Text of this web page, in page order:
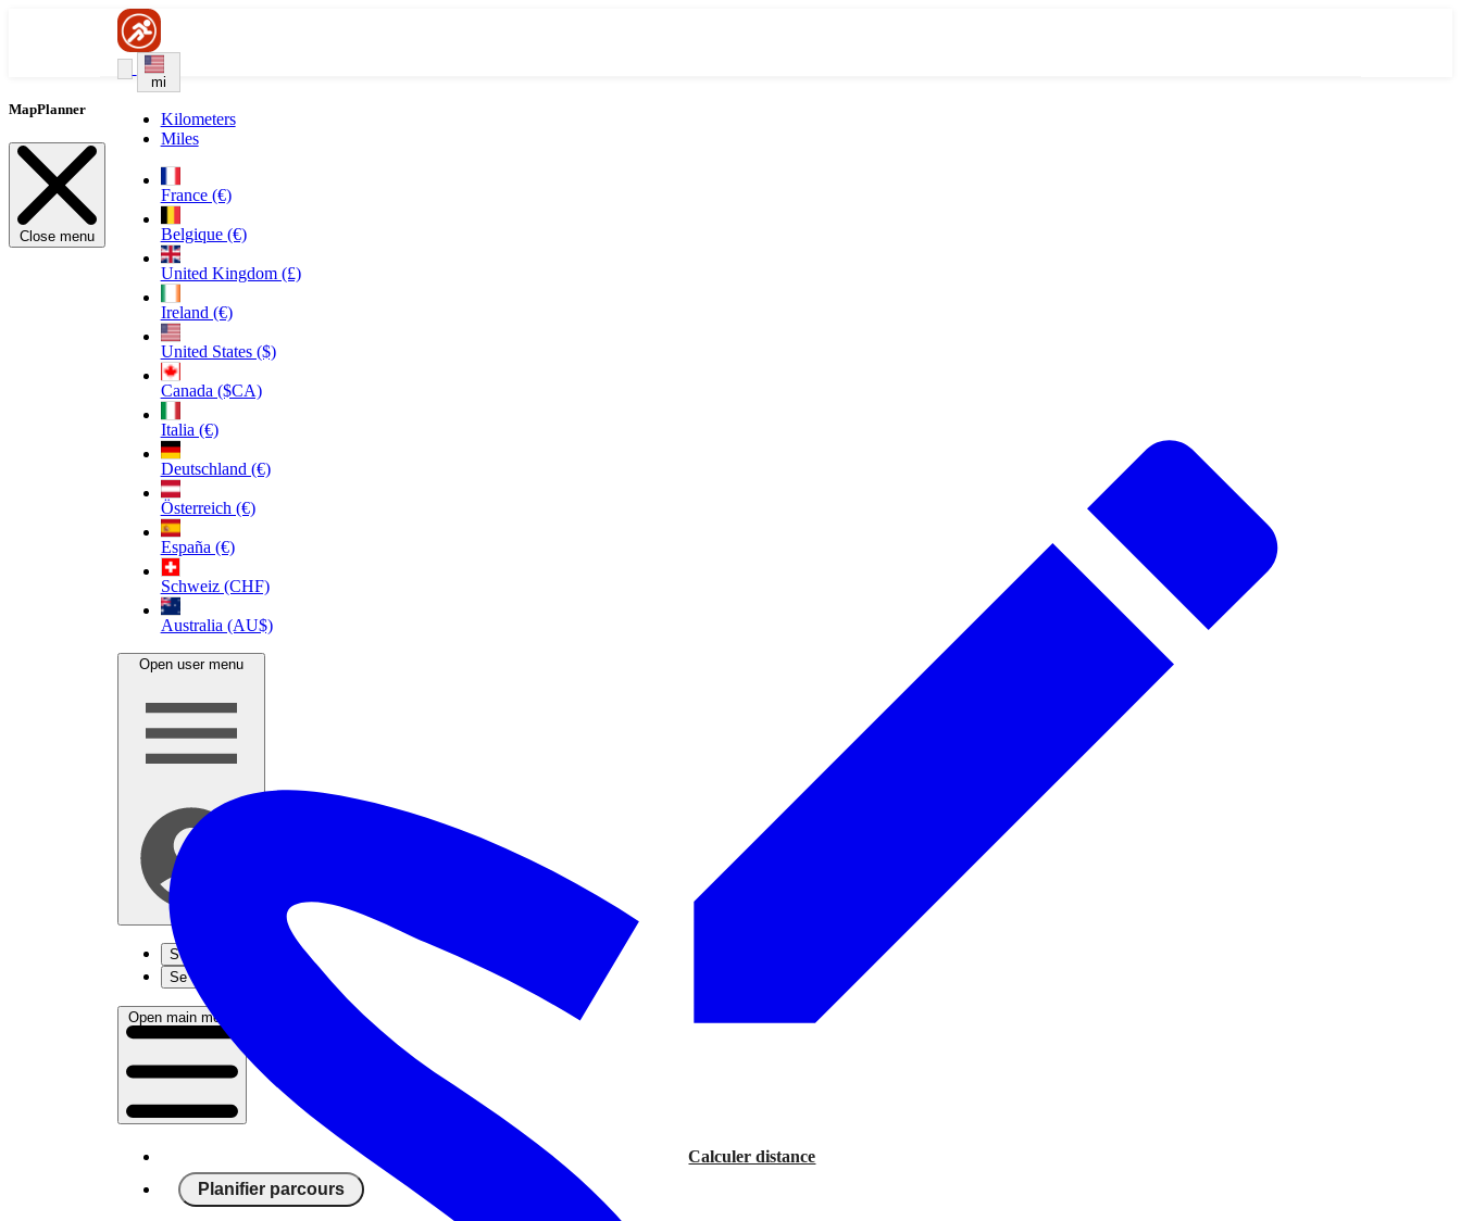
mi
Kilometers
Miles
France (€)
Belgique (€)
United Kingdom (£)
Ireland (€)
United States ($)
Canada ($CA)
Italia (€)
Deutschland (€)
Österreich (€)
España (€)
Schweiz (CHF)
Australia (AU$)
Open user menu
S'inscrire
Se connecter
Open main menu
Calculer distance
Planifier parcours
MapPlanner
Close menu